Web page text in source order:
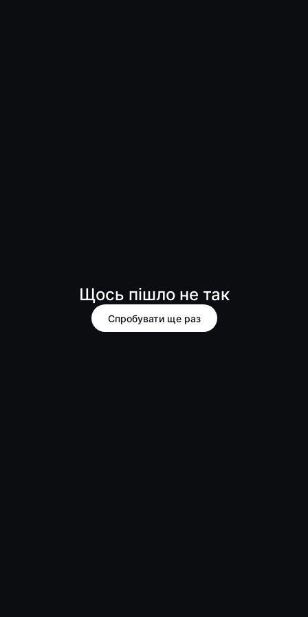
Щось пішло не так
Спробувати ще раз